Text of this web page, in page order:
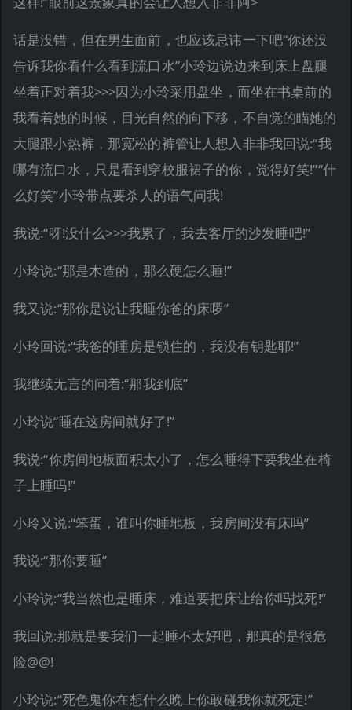
话是没错，但在男生面前，也应该忌讳一下吧“你还没
告诉我你看什么看到流口水”小玲边说边来到床上盘腿
坐着正对着我>>>因为小玲采用盘坐，而坐在书桌前的
我看着她的时候，目光自然的向下移，不自觉的瞄她的
大腿跟小热裤，那宽松的裤管让人想入非非我回说:“我
哪有流口水，只是看到穿校服裙子的你，觉得好笑!”“什
么好笑”小玲带点要杀人的语气问我!
我说:“呀!没什么>>>我累了，我去客厅的沙发睡吧!”
小玲说:“那是木造的，那么硬怎么睡!”
我又说:“那你是说让我睡你爸的床啰”
小玲回说:“我爸的睡房是锁住的，我没有钥匙耶!”
我继续无言的问着:“那我到底”
小玲说“睡在这房间就好了!”
我说:“你房间地板面积太小了，怎么睡得下要我坐在椅
子上睡吗!”
小玲又说:“笨蛋，谁叫你睡地板，我房间没有床吗”
我说:“那你要睡”
小玲说:“我当然也是睡床，难道要把床让给你吗找死!”
我回说:那就是要我们一起睡不太好吧，那真的是很危
险@@!
小玲说:“死色鬼你在想什么晚上你敢碰我你就死定!”